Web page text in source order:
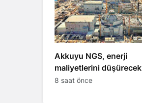
Akkuyu NGS, enerji
maliyetlerini düşürecek
açıklaması yapıldı
8 saat önce